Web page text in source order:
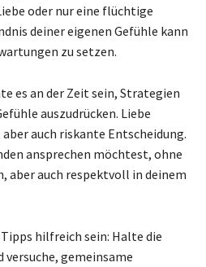
oder nur eine flüchtige
deiner eigenen Gefühle kann
zu setzen.
es an der Zeit sein, Strategien
auszudrücken. Liebe
auch riskante Entscheidung.
ansprechen möchtest, ohne
aber auch respektvoll in deinem
hilfreich sein: Halte die
gemeinsame